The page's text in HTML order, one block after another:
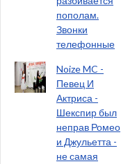
пополам.
Звонки
телефонные
Noize MC -
Певец И
Актриса -
Шекспир был
неправ Ромео
и Джульетта -
не самая